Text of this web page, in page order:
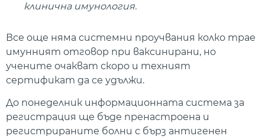
клинична имунология.
Все още няма системни проучвания колко трае
имунният отговор при ваксинирани, но
учените очакват скоро и техният
сертификат да се удължи.
До понеделник информационната система за
регистрация ще бъде пренастроена и
регистрираните болни с бърз антигенен